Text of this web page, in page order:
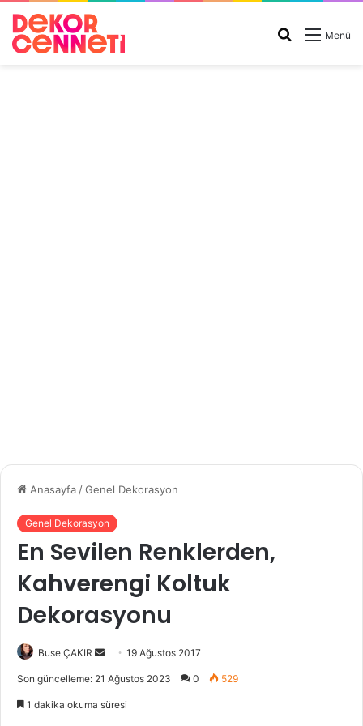
Menü
Arama
Anasayfa /Genel Dekorasyon
Genel Dekorasyon
En Sevilen Renklerden,
Kahverengi Koltuk
Dekorasyonu
Buse ÇAKIR
e
19 Ağustos 2017
Son güncelleme: 21 Ağustos 2023 0 529
1 dakika okuma süresi